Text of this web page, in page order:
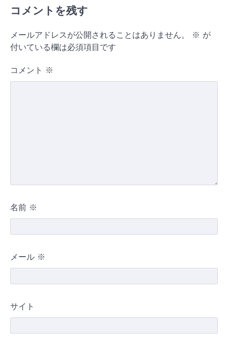
コメントを残す
メールアドレスが公開されることはありません。 ※ が
付いている欄は必須項目です
コメント ※
名前 ※
メール ※
サイト